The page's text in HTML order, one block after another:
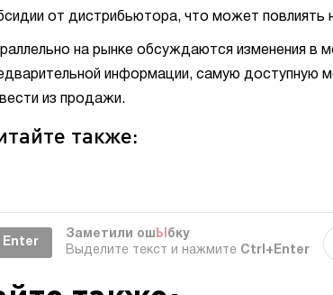
от дистрибьютора, что может повлиять
на рынке обсуждаются изменения в
информации, самую доступную
из продажи.
также:
Enter
Заметили ош Ы бку
Выделите текст и нажмите Ctrl+Enter